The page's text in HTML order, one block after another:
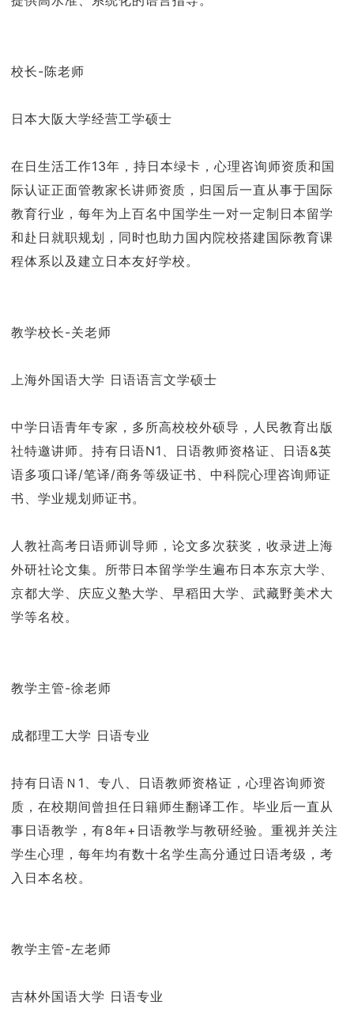
校长-陈老师
日本大阪大学经营工学硕士
在日生活工作13年，持日本绿卡，心理咨询师资质和国
际认证正面管教家长讲师资质，归国后一直从事于国际
教育行业，每年为上百名中国学生一对一定制日本留学
和赴日就职规划，同时也助力国内院校搭建国际教育课
程体系以及建立日本友好学校。
教学校长-关老师
上海外国语大学 日语语言文学硕士
中学日语青年专家，多所高校校外硕导，人民教育出版
社特邀讲师。持有日语N1、日语教师资格证、日语&英
语多项口译/笔译/商务等级证书、中科院心理咨询师证
书、学业规划师证书。
人教社高考日语师训导师，论文多次获奖，收录进上海
外研社论文集。所带日本留学学生遍布日本东京大学、
京都大学、庆应义塾大学、早稻田大学、武藏野美术大
学等名校。
教学主管-徐老师
成都理工大学 日语专业
持有日语Ｎ1、专八、日语教师资格证，心理咨询师资
质，在校期间曾担任日籍师生翻译工作。毕业后一直从
事日语教学，有8年+日语教学与教研经验。重视并关注
学生心理，每年均有数十名学生高分通过日语考级，考
入日本名校。
教学主管-左老师
吉林外国语大学 日语专业